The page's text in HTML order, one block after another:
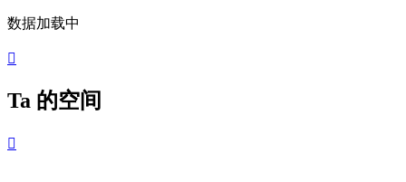
数据加载中

Ta 的空间
